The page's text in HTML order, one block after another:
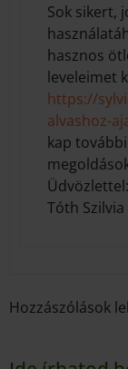
Sok sikert,
hasznos
leveleimet
https://
alvashoz-
kap
Üdvözlettel:
Tóth Szilvia
Hozzászólások